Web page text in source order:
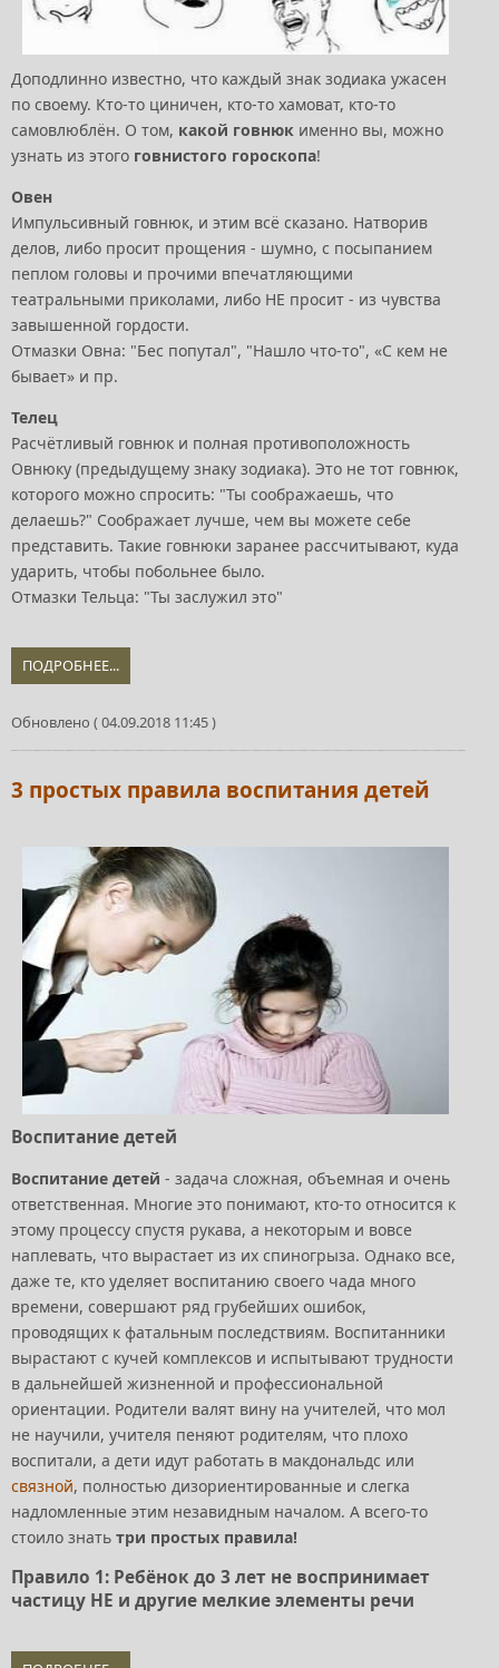
Доподлинно известно, что каждый знак зодиака ужасен
по своему. Кто-то циничен, кто-то хамоват, кто-то
самовлюблён. О том, какой говнюк именно вы, можно
узнать из этого говнистого гороскопа!
Овен
Импульсивный говнюк, и этим всё сказано. Натворив
делов, либо просит прощения - шумно, с посыпанием
пеплом головы и прочими впечатляющими
театральными приколами, либо НЕ просит - из чувства
завышенной гордости.
Отмазки Овна: "Бес попутал", "Нашло что-то", «С кем не
бывает» и пр.
Телец
Расчётливый говнюк и полная противоположность
Овнюку (предыдущему знаку зодиака). Это не тот говнюк,
которого можно спросить: "Ты соображаешь, что
делаешь?" Соображает лучше, чем вы можете себе
представить. Такие говнюки заранее рассчитывают, куда
ударить, чтобы побольнее было.
Отмазки Тельца: "Ты заслужил это"
ПОДРОБНЕЕ...
Обновлено ( 04.09.2018 11:45 )
3 простых правила воспитания детей
Воспитание детей
Воспитание детей - задача сложная, объемная и очень
ответственная. Многие это понимают, кто-то относится к
этому процессу спустя рукава, а некоторым и вовсе
наплевать, что вырастает из их спиногрыза. Однако все,
даже те, кто уделяет воспитанию своего чада много
времени, совершают ряд грубейших ошибок,
проводящих к фатальным последствиям. Воспитанники
вырастают с кучей комплексов и испытывают трудности
в дальнейшей жизненной и профессиональной
ориентации. Родители валят вину на учителей, что мол
не научили, учителя пеняют родителям, что плохо
воспитали, а дети идут работать в макдональдс или
связной, полностью дизориентированные и слегка
надломленные этим незавидным началом. А всего-то
стоило знать три простых правила!
Правило 1: Ребёнок до 3 лет не воспринимает
частицу НЕ и другие мелкие элементы речи